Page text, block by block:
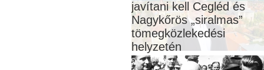
javítani kell Cegléd és
Nagykőrös „siralmas”
tömegközlekedési
helyzetén